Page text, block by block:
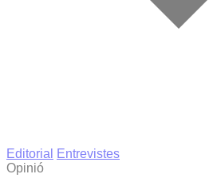
Editorial
Entrevistes
Opinió